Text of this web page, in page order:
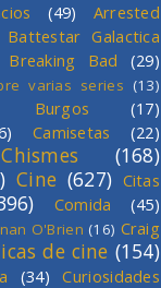
(49)
Arrested
Battestar Galactica
Breaking Bad (29)
varias series (13)
Burgos
(17)
Camisetas
(22)
Chismes
(168)
Cine (627) Citas
Comida
(45)
O'Brien (16) Craig
de cine (154)
(34)
Curiosidades